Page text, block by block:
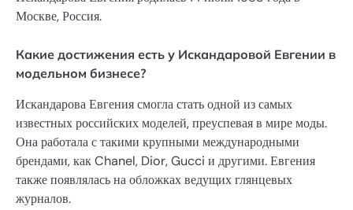
Москве, Россия.
Какие достижения есть у Искандаровой Евгении в
модельном бизнесе?
Искандарова Евгения смогла стать одной из самых
известных российских моделей, преуспевая в мире моды.
Она работала с такими крупными международными
брендами, как Chanel, Dior, Gucci и другими. Евгения
также появлялась на обложках ведущих глянцевых
журналов.